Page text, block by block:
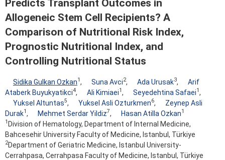
Predicts Transplant Outcomes in
Allogeneic Stem Cell Recipients? A
Comparison of Nutritional Risk Index,
Prognostic Nutritional Index, and
Controlling Nutritional Status
Sidika Gulkan Ozkan1 , Suna Avci2, Ada Urusak3,
Arif
Ataberk Buyukyatikci4, Ali Kimiaei1 , Seyedehtina Safaei1 ,
Yuksel Altuntas5, Yuksel Asli Ozturkmen6,
Zeynep Asli
Durak1 , Mehmet Serdar Yildiz7, Hasan Atilla Ozkan1
1 Division of Hematology, Department of Internal Medicine,
Bahcesehir University Faculty of Medicine, Istanbul, Türkiye
2Department of Geriatric Medicine, Istanbul University-
Cerrahpasa, Cerrahpasa Faculty of Medicine, Istanbul, Türkiye